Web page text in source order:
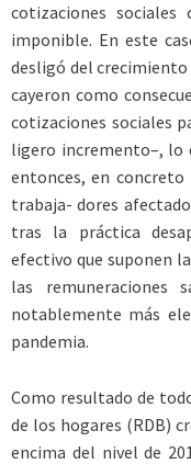
cotizaciones
imponible. En este
desligó del
cayeron como
cotizaciones sociales
ligero incremento–, lo
entonces, en
trabaja- dores
tras la práctica
efectivo que suponen
las remuneraciones
notablemente más
pandemia.
Como resultado de
de los hogares (RDB)
encima del nivel de